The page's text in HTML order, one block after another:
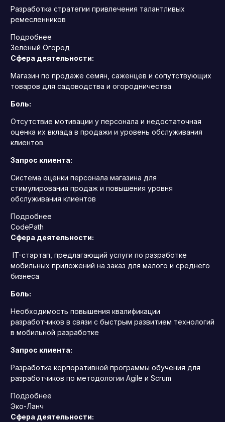
Разработка стратегии привлечения талантливых
ремесленников
Подробнее
Зелёный Огород
Сфера деятельности:
Магазин по продаже семян, саженцев и сопутствующих
товаров для садоводства и огородничества
Боль:
Отсутствие мотивации у персонала и недостаточная
оценка их вклада в продажи и уровень обслуживания
клиентов
Запрос клиента:
Система оценки персонала магазина для
стимулирования продаж и повышения уровня
обслуживания клиентов
Подробнее
CodePath
Сфера деятельности:
IT-стартап, предлагающий услуги по разработке
мобильных приложений на заказ для малого и среднего
бизнеса
Боль:
Необходимость повышения квалификации
разработчиков в связи с быстрым развитием технологий
в мобильной разработке
Запрос клиента:
Разработка корпоративной программы обучения для
разработчиков по методологии Agile и Scrum
Подробнее
Эко-Ланч
Сфера деятельности: